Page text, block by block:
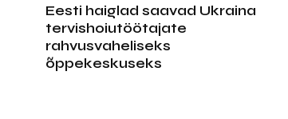
Eesti haiglad saavad Ukraina
tervishoiutöötajate
rahvusvaheliseks
õppekeskuseks